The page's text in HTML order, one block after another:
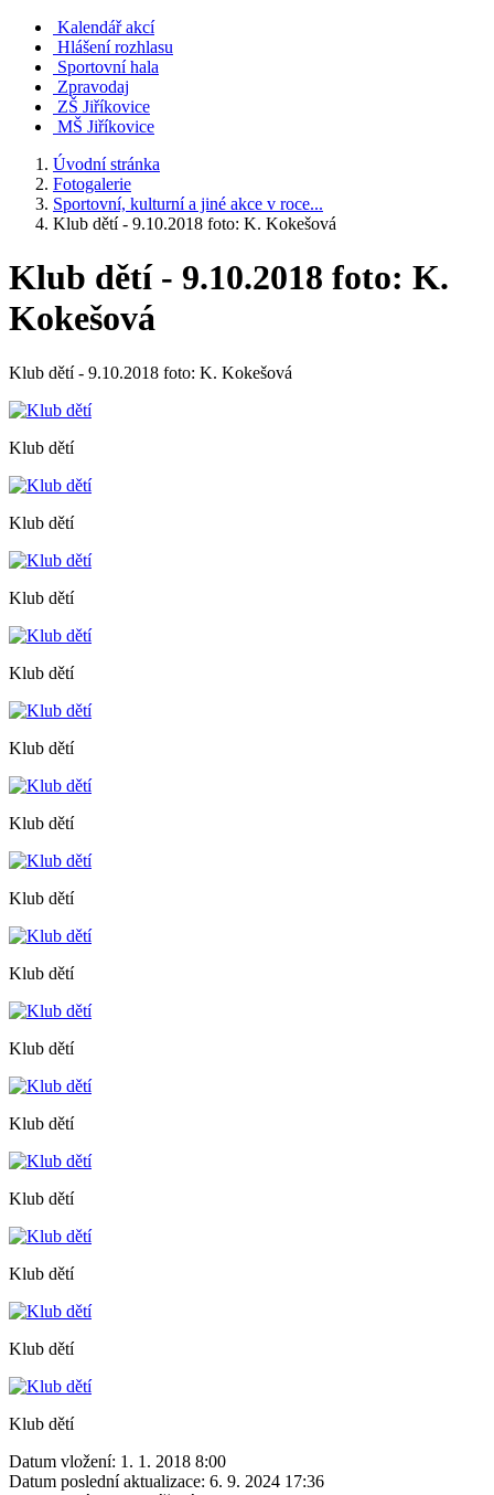
Kalendář akcí
Hlášení rozhlasu
Sportovní hala
Zpravodaj
ZŠ Jiříkovice
MŠ Jiříkovice
Úvodní stránka
Fotogalerie
Sportovní, kulturní a jiné akce v roce...
Klub dětí - 9.10.2018 foto: K. Kokešová
Klub dětí - 9.10.2018 foto: K.
Kokešová
Klub dětí - 9.10.2018 foto: K. Kokešová
Klub dětí
Klub dětí
Klub dětí
Klub dětí
Klub dětí
Klub dětí
Klub dětí
Klub dětí
Klub dětí
Klub dětí
Klub dětí
Klub dětí
Klub dětí
Klub dětí
Datum vložení: 1. 1. 2018 8:00
Datum poslední aktualizace: 6. 9. 2024 17:36